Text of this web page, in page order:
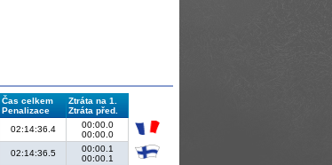
Čas celkem
Penalizace
Ztráta na 1.
Ztráta před.
02:14:36.4
00:00.0
00:00.0
02:14:36.5
00:00.1
00:00.1